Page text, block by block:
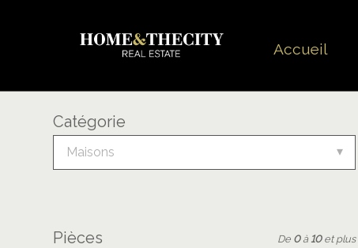
Accueil
Catégorie
Maisons
Pièces De 0 à 10 et plus